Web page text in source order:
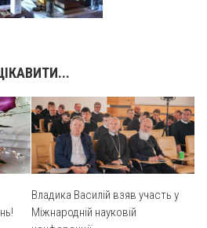
Деменки)
Богородиці (м. Суми)
Помочі (м. Охтирка)
оо Василіян
монастир сестер Згромадження
Владика Василій взяв участь у
Міжнародній науковій